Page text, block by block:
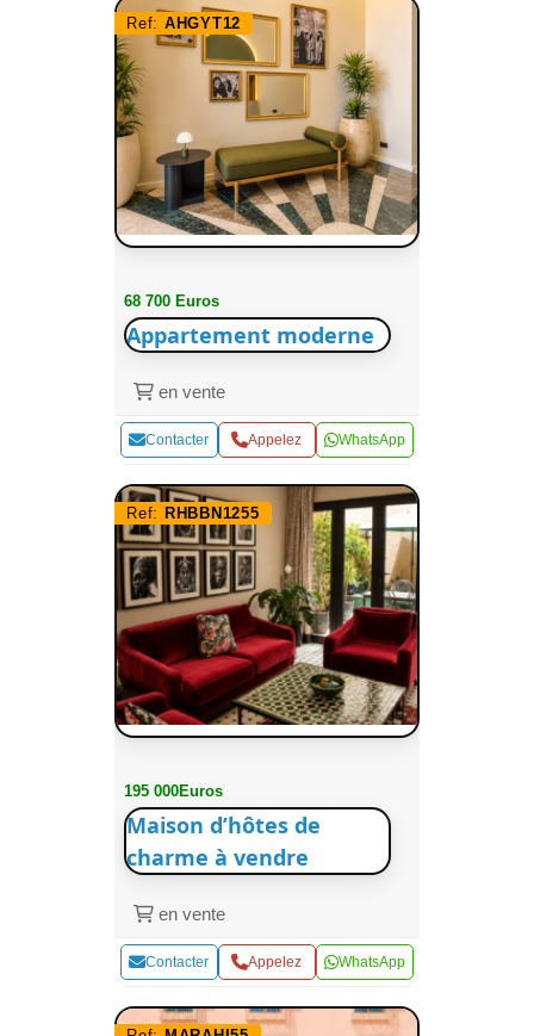
Ref: AHGYT12
68 700 Euros
Appartement moderne
en vente
Contacter Appelez WhatsApp
Ref: RHBBN1255
195 000Euros
Maison d’hôtes de
charme à vendre
en vente
Contacter Appelez WhatsApp